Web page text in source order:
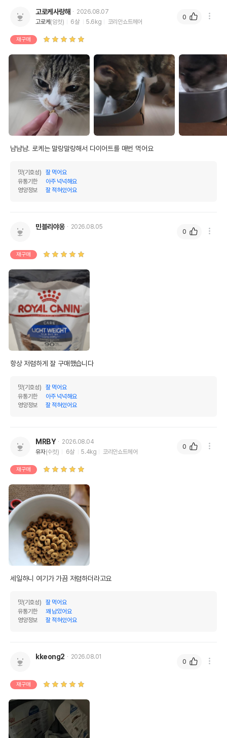
고로케사랑해
2026.08.07
고로케 (암컷) 6살 5.6kg 코리안쇼트헤어
재구매
냠냠냠. 로케는 말랑말랑해서 다이어트를 매번 먹어요
맛(기호성)
잘 먹어요
유통기한
아주 넉넉해요
영양정보
잘 적혀있어요
0
민블리야옹 2026.08.05
재구매
항상 저렴하게 잘 구매했습니다
맛(기호성)
잘 먹어요
유통기한
아주 넉넉해요
영양정보
잘 적혀있어요
0
MRBY
2026.08.04
유자(수컷) 6살 5.4kg 코리안쇼트헤어
재구매
세일하니 여기가 가끔 저렴하더라고요
맛(기호성)
잘 먹어요
유통기한
꽤 남았어요
영양정보
잘 적혀있어요
0
kkeong2 2026.08.01
재구매
0